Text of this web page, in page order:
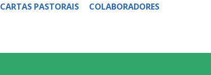
CARTAS PASTORAIS COLABORADORES